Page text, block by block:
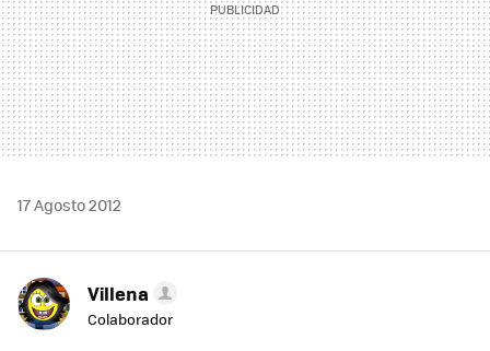
17 Agosto 2012
Villena
Colaborador